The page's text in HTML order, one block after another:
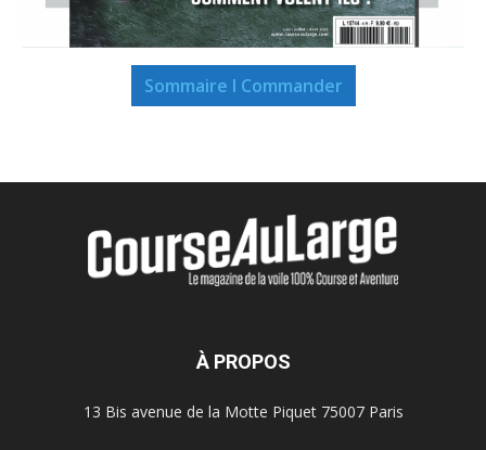
Sommaire I Commander
À PROPOS
13 Bis avenue de la Motte Piquet 75007 Paris